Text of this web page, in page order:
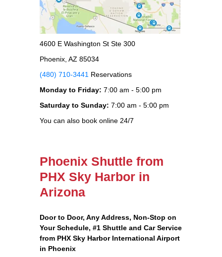
4600 E Washington St Ste 300
Phoenix, AZ 85034
(480) 710-3441 Reservations
Monday to Friday: 7:00 am - 5:00 pm
Saturday to Sunday: 7:00 am - 5:00 pm
You can also book online 24/7
Phoenix Shuttle from
PHX Sky Harbor in
Arizona
Door to Door, Any Address, Non-Stop on
Your Schedule, #1 Shuttle and Car Service
from PHX Sky Harbor International Airport
in Phoenix